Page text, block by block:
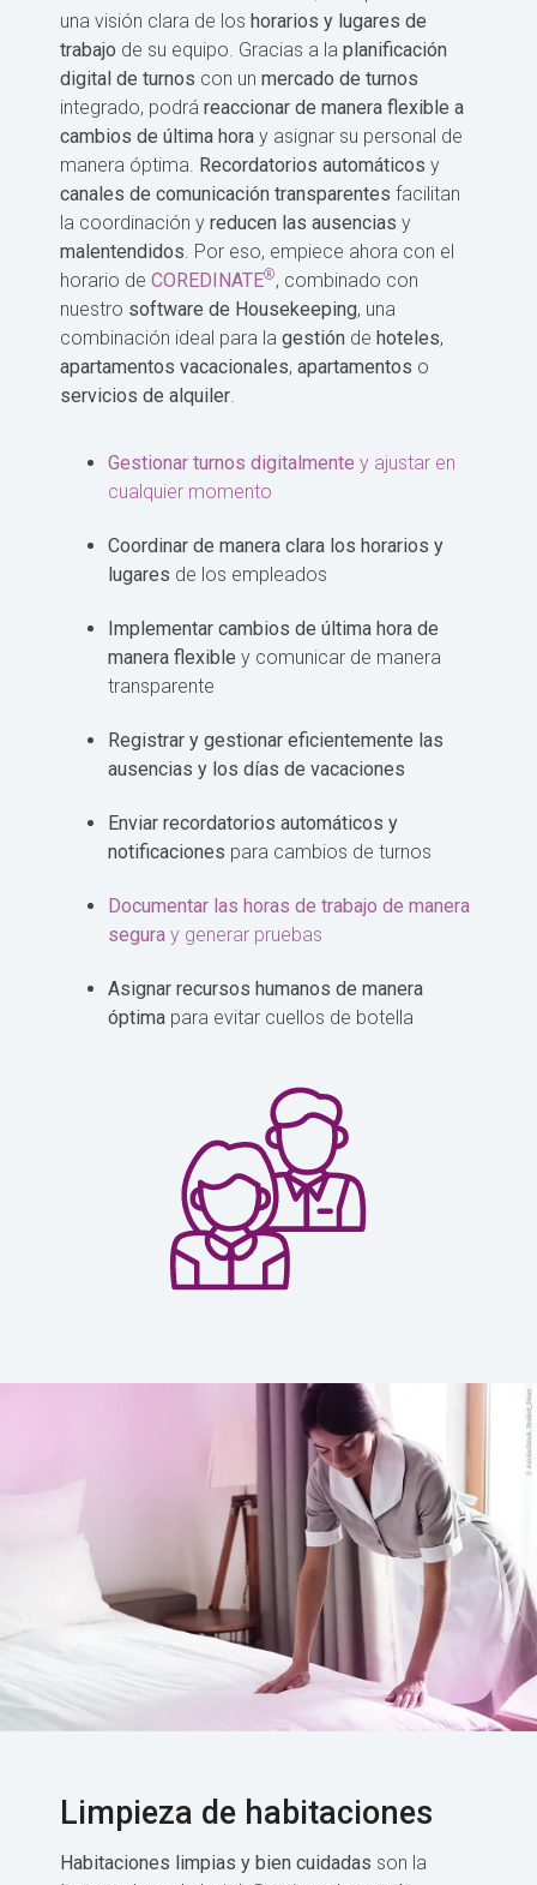
una visión clara de los horarios y lugares de
trabajo de su equipo. Gracias a la planificación
digital de turnos con un mercado de turnos
integrado, podrá reaccionar de manera flexible a
cambios de última hora y asignar su personal de
manera óptima. Recordatorios automáticos y
canales de comunicación transparentes facilitan
la coordinación y reducen las ausencias y
malentendidos. Por eso, empiece ahora con el
horario de COREDINATE®, combinado con
nuestro software de Housekeeping, una
combinación ideal para la gestión de hoteles,
apartamentos vacacionales, apartamentos o
servicios de alquiler.
Gestionar turnos digitalmente y ajustar en
cualquier momento
Coordinar de manera clara los horarios y
lugares de los empleados
Implementar cambios de última hora de
manera flexible y comunicar de manera
transparente
Registrar y gestionar eficientemente las
ausencias y los días de vacaciones
Enviar recordatorios automáticos y
notificaciones para cambios de turnos
Documentar las horas de trabajo de manera
segura y generar pruebas
Asignar recursos humanos de manera
óptima para evitar cuellos de botella
Limpieza de habitaciones
Habitaciones limpias y bien cuidadas son la